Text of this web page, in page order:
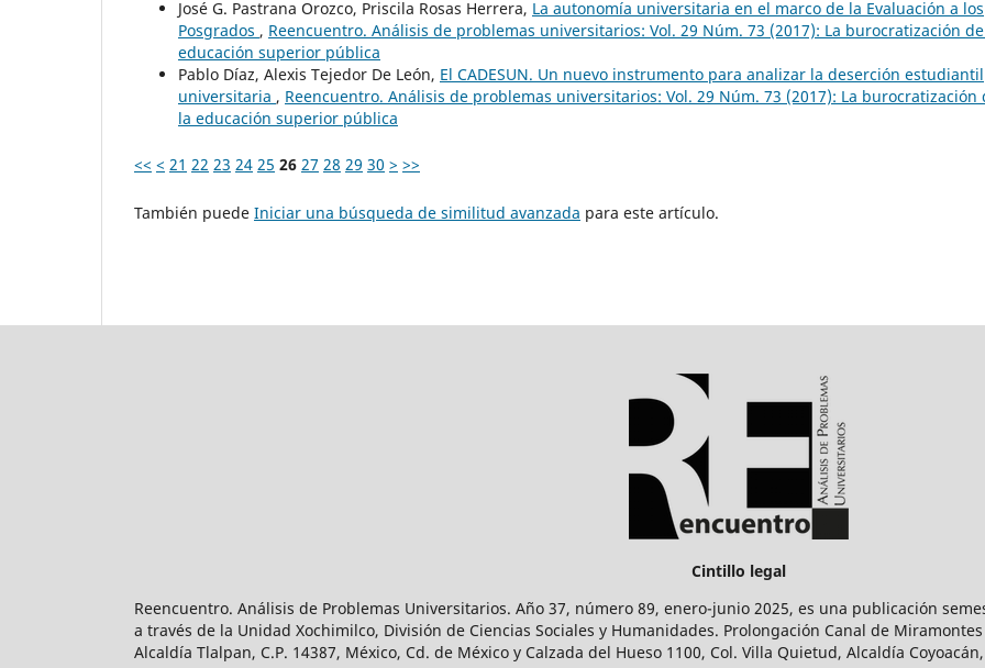
José G. Pastrana Orozco, Priscila Rosas Herrera, La autonomía universitaria en el marco de la Evaluación a los
Posgrados , Reencuentro. Análisis de problemas universitarios: Vol. 29 Núm. 73 (2017): La burocratización
educación superior pública
Pablo Díaz, Alexis Tejedor De León, El CADESUN. Un nuevo instrumento para analizar la deserción estudiantil
universitaria , Reencuentro. Análisis de problemas universitarios: Vol. 29 Núm. 73 (2017): La burocratización
la educación superior pública
<< < 21 22 23 24 25 26 27 28 29 30 > >>
También puede Iniciar una búsqueda de similitud avanzada para este artículo.
Cintillo legal
Reencuentro. Análisis de Problemas Universitarios. Año 37, número 89, enero-junio 2025, es una publicación
a través de la Unidad Xochimilco, División de Ciencias Sociales y Humanidades. Prolongación Canal de Miramontes
Alcaldía Tlalpan, C.P. 14387, México, Cd. de México y Calzada del Hueso 1100, Col. Villa Quietud, Alcaldía